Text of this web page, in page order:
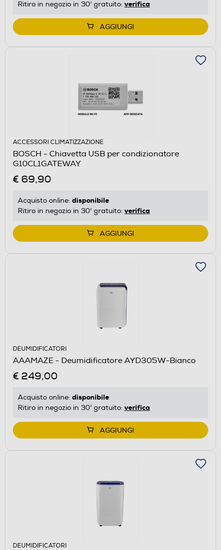
Ritiro in negozio in 30' gratuito: verifica
AGGIUNGI
ACCESSORI CLIMATIZZAZIONE
BOSCH - Chiavetta USB per condizionatore
G10CL1GATEWAY
€ 69,90
Acquisto online: disponibile
Ritiro in negozio in 30' gratuito: verifica
AGGIUNGI
DEUMIDIFICATORI
AAAMAZE - Deumidificatore AYD305W-Bianco
€ 249,00
Acquisto online: disponibile
Ritiro in negozio in 30' gratuito: verifica
AGGIUNGI
DEUMIDIFICATORI